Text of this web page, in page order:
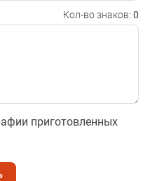
Кол-во знаков: 0
приготовленных